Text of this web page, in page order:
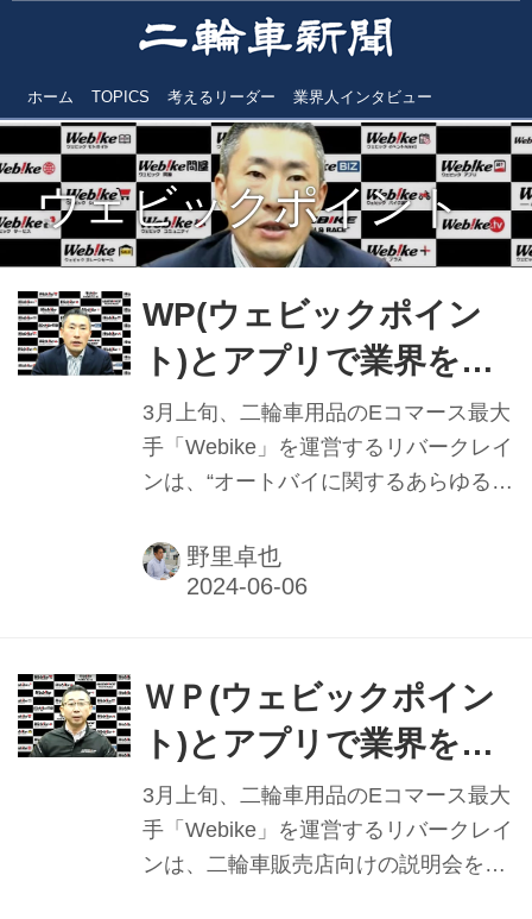
ホーム TOPICS 考えるリーダー 業界人インタビュー
ウェビックポイント
WP(ウェビックポイン
ト)とアプリで業界を活
性化 Webike㊦
3月上旬、二輪車用品のEコマース最大
手「Webike」を運営するリバークレイ
ンは、“オートバイに関するあらゆるサ
販売店向けの説明会をオンラインで開
催。前回は、同社の信濃孝喜社長にサ
からさらに詳細を伺った。一方、販売
店向けに刷新したシステムについても
詳しく聞いた。
野里卓也
ＷＰ(ウェビックポイン
ト)とアプリで業界を活
性化 Webike ㊤
3月上旬、二輪車用品のEコマース最大
手「Webike」を運営するリバークレイ
ンは、二輪車販売店向けの説明会をオ